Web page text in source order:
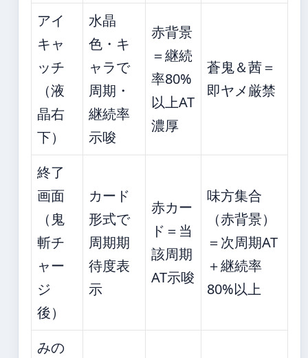
アイ
キャ
ッチ
（液
晶右
下）
水晶
色・キ
ャラで
周期・
継続率
示唆
赤背景
＝継続
率80%
以上AT
濃厚
蒼鬼＆茜＝
即ヤメ厳禁
終了
画面
（鬼
斬チ
ャー
ジ
後）
カード
形式で
周期期
待度表
示
赤カー
ド＝当
該周期
AT示唆
味方集合
（赤背景）
＝次周期AT
＋継続率
80%以上
みの